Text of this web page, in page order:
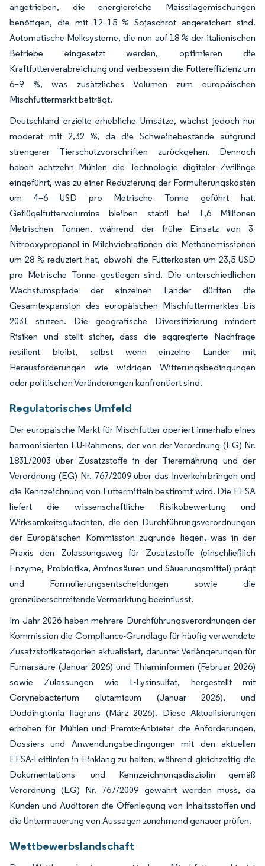
angetrieben, die energiereiche Maissilagemischungen
benötigen, die mit 12–15 % Sojaschrot angereichert sind.
Automatische Melksysteme, die nun auf 18 % der italienischen
Betriebe eingesetzt werden, optimieren die
Kraftfutterverabreichung und verbessern die Futtereffizienz um
6–9 %, was zusätzliches Volumen zum europäischen
Mischfuttermarkt beiträgt.
Deutschland erzielte erhebliche Umsätze, wächst jedoch nur
moderat mit 2,32 %, da die Schweinebestände aufgrund
strengerer Tierschutzvorschriften zurückgehen. Dennoch
haben achtzehn Mühlen die Technologie digitaler Zwillinge
eingeführt, was zu einer Reduzierung der Formulierungskosten
um 4–6 USD pro Metrische Tonne geführt hat.
Geflügelfuttervolumina bleiben stabil bei 1,6 Millionen
Metrischen Tonnen, während der frühe Einsatz von 3-
Nitrooxypropanol in Milchviehrationen die Methanemissionen
um 28 % reduziert hat, obwohl die Futterkosten um 23,5 USD
pro Metrische Tonne gestiegen sind. Die unterschiedlichen
Wachstumspfade der einzelnen Länder dürften die
Gesamtexpansion des europäischen Mischfuttermarktes bis
2031 stützen. Die geografische Diversifizierung mindert
Risiken und stellt sicher, dass die aggregierte Nachfrage
resilient bleibt, selbst wenn einzelne Länder mit
Herausforderungen wie widrigen Witterungsbedingungen
oder politischen Veränderungen konfrontiert sind.
Regulatorisches Umfeld
Der europäische Markt für Mischfutter operiert innerhalb eines
harmonisierten EU-Rahmens, der von der Verordnung (EG) Nr.
1831/2003 über Zusatzstoffe in der Tierernährung und der
Verordnung (EG) Nr. 767/2009 über das Inverkehrbringen und
die Kennzeichnung von Futtermitteln bestimmt wird. Die EFSA
liefert die wissenschaftliche Risikobewertung und
Wirksamkeitsgutachten, die den Durchführungsverordnungen
der Europäischen Kommission zugrunde liegen, was in der
Praxis den Zulassungsweg für Zusatzstoffe (einschließlich
Enzyme, Probiotika, Aminosäuren und Säuerungsmittel) prägt
und Formulierungsentscheidungen sowie die
grenzüberschreitende Vermarktung beeinflusst.
Im Jahr 2026 haben mehrere Durchführungsverordnungen der
Kommission die Compliance-Grundlage für häufig verwendete
Zusatzstoffkategorien aktualisiert, darunter Verlängerungen für
Fumarsäure (Januar 2026) und Thiaminformen (Februar 2026)
sowie Zulassungen wie L-Lysinsulfat, hergestellt mit
Corynebacterium glutamicum (Januar 2026), und
Duddingtonia flagrans (März 2026). Diese Aktualisierungen
erhöhen für Mühlen und Premix-Anbieter die Anforderungen,
Dossiers und Anwendungsbedingungen mit den aktuellen
EFSA-Leitlinien in Einklang zu halten, während gleichzeitig die
Dokumentations- und Kennzeichnungsdisziplin gemäß
Verordnung (EG) Nr. 767/2009 gewahrt werden muss, da
Kunden und Auditoren die Offenlegung von Inhaltsstoffen und
die Untermauerung von Aussagen zunehmend genauer prüfen.
Wettbewerbslandschaft